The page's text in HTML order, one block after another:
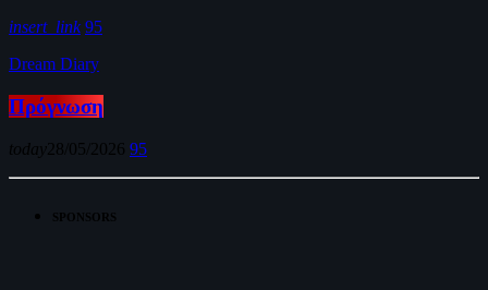
insert_link 95
Dream Diary
Πρόγνωση
today 28/05/2026 95
SPONSORS